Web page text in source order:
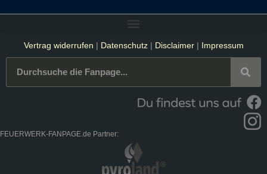
Vertrag widerrufen | Datenschutz| Disclaimer| Impressum
FEUERWERK-FANPAGE.de Partner: